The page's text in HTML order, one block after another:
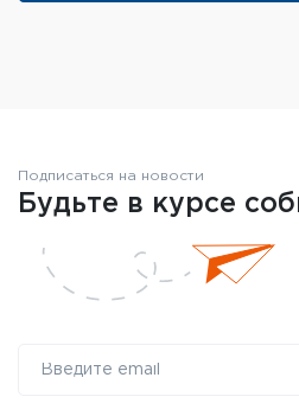
Подписаться на новости
Будьте в курсе